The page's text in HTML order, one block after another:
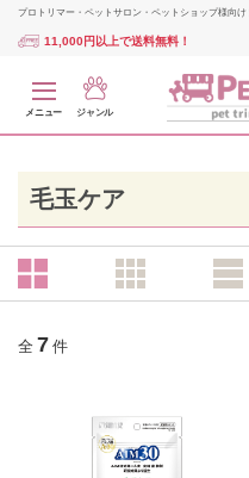
プロトリマー・ペットサロン・ペットショップ様向け
11,000円以上で送料無料！
メニュー ジャンル
毛玉ケア
全 7 件